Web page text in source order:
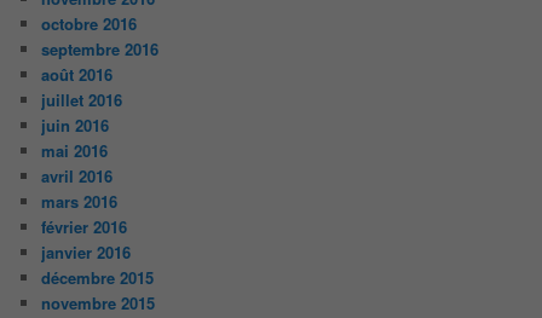
octobre 2016
septembre 2016
août 2016
juillet 2016
juin 2016
mai 2016
avril 2016
mars 2016
février 2016
janvier 2016
décembre 2015
novembre 2015